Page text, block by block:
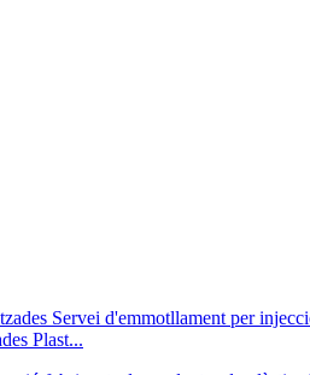
Plast...